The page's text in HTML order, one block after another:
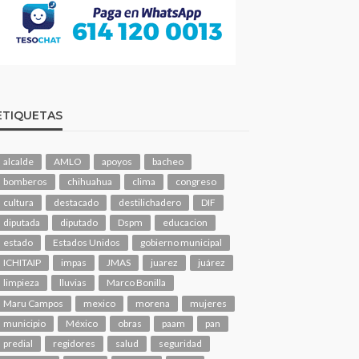
alcalde AMLO apoyos
bacheo
bomberos
chihuahua clima
congreso
cultura
destacado destilichadero
DIF
diputada
diputado Dspm
educacion
estado
Estados Unidos
gobierno municipal
ICHITAIP
impas JMAS juarez
juárez
limpieza
lluvias
Marco Bonilla
Maru Campos
mexico morena
mujeres
municipio
México obras paam
pan
predial
regidores salud
seguridad